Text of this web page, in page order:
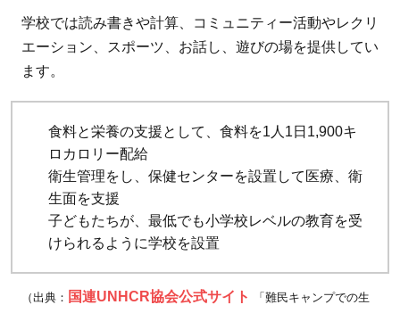
学校では読み書きや計算、コミュニティー活動やレクリ
エーション、スポーツ、お話し、遊びの場を提供してい
ます。
食料と栄養の支援として、食料を1人1日1,900キ
ロカロリー配給
衛生管理をし、保健センターを設置して医療、衛
生面を支援
子どもたちが、最低でも小学校レベルの教育を受
けられるように学校を設置
（出典： 国連UNHCR協会公式サイト
「難民キャンプでの生